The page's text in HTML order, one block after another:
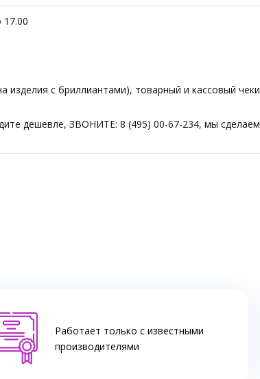
изделия с бриллиантами), товарный и кассовый
дешевле, ЗВОНИТЕ: 8 (495) 00-67-234, мы
Работает только с известными
производителями